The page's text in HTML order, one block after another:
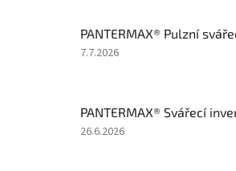
Hodnocení
z
5
7.7.2026
Hodnocení
26.6.2026